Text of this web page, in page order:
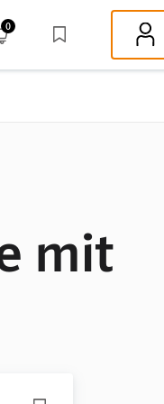
0
mit